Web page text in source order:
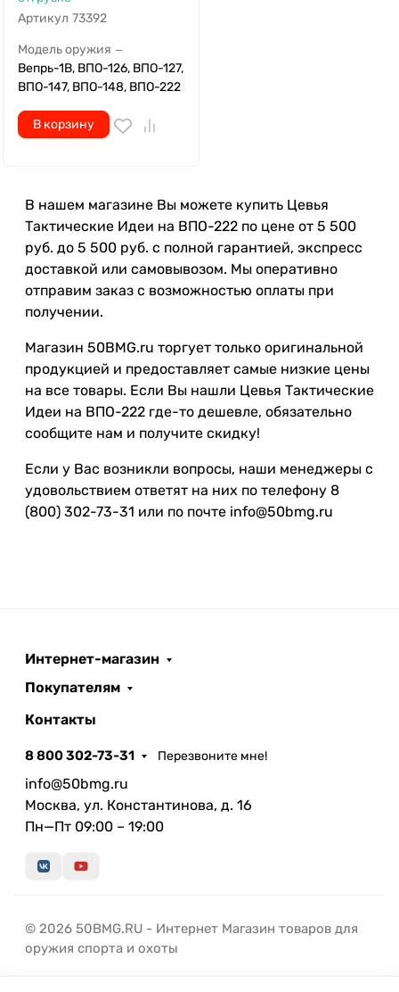
Артикул 73392
Модель оружия —
Вепрь-1В, ВПО-126, ВПО-127,
ВПО-147, ВПО-148, ВПО-222
В корзину
В нашем магазине Вы можете купить Цевья
Тактические Идеи на ВПО-222 по цене от 5 500
руб. до 5 500 руб. с полной гарантией, экспресс
доставкой или самовывозом. Мы оперативно
отправим заказ с возможностью оплаты при
получении.
Магазин 50BMG.ru торгует только оригинальной
продукцией и предоставляет самые низкие цены
на все товары. Если Вы нашли Цевья Тактические
Идеи на ВПО-222 где-то дешевле, обязательно
сообщите нам и получите скидку!
Если у Вас возникли вопросы, наши менеджеры с
удовольствием ответят на них по телефону 8
(800) 302-73-31 или по почте info@50bmg.ru
Интернет-магазин
Покупателям
Контакты
8 800 302-73-31 Перезвоните мне!
info@50bmg.ru
Москва, ул. Константинова, д. 16
Пн—Пт 09:00 – 19:00
© 2026 50BMG.RU - Интернет Магазин товаров для
оружия спорта и охоты